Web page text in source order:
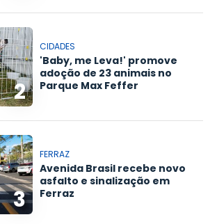
2
CIDADES
'Baby, me Leva!' promove
adoção de 23 animais no
Parque Max Feffer
3
FERRAZ
Avenida Brasil recebe novo
asfalto e sinalização em
Ferraz